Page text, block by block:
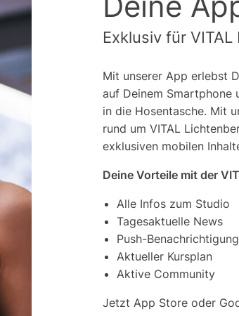
Exklusiv für
Mit unserer App erlebst
auf Deinem Smartphone
in die Hosentasche. Mit
rund um VITAL
exklusiven mobilen
Deine Vorteile mit der
Alle Infos zum Studio
Tagesaktuelle News
Push-
Aktueller Kursplan
Aktive Community
Jetzt App Store oder